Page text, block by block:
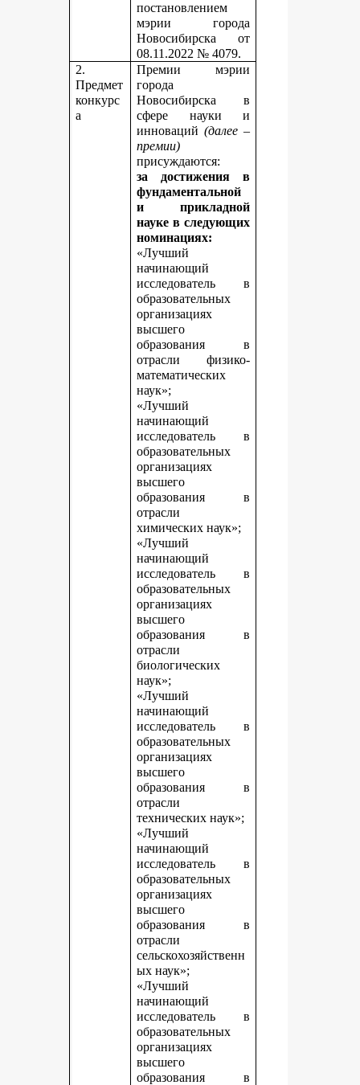
постановлением
мэрии города
Новосибирска от
08.11.2022 № 4079.
2.
Предмет
конкурс
а
Премии мэрии
города
Новосибирска в
сфере науки и
инноваций(далее –
премии)
присуждаются:
за достижения в
фундаментальной
и прикладной
наукев следующих
номинациях:
«Лучший
начинающий
исследователь в
образовательных
организациях
высшего
образования в
отрасли физико-
математических
наук»;
«Лучший
начинающий
исследователь в
образовательных
организациях
высшего
образования в
отрасли
химических наук»;
«Лучший
начинающий
исследователь в
образовательных
организациях
высшего
образования в
отрасли
биологических
наук»;
«Лучший
начинающий
исследователь в
образовательных
организациях
высшего
образования в
отрасли
технических наук»;
«Лучший
начинающий
исследователь в
образовательных
организациях
высшего
образования в
отрасли
сельскохозяйственн
ых наук»;
«Лучший
начинающий
исследователь в
образовательных
организациях
высшего
образования в